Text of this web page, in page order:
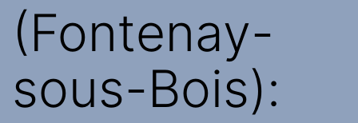
(Fontenay-
sous-Bois):